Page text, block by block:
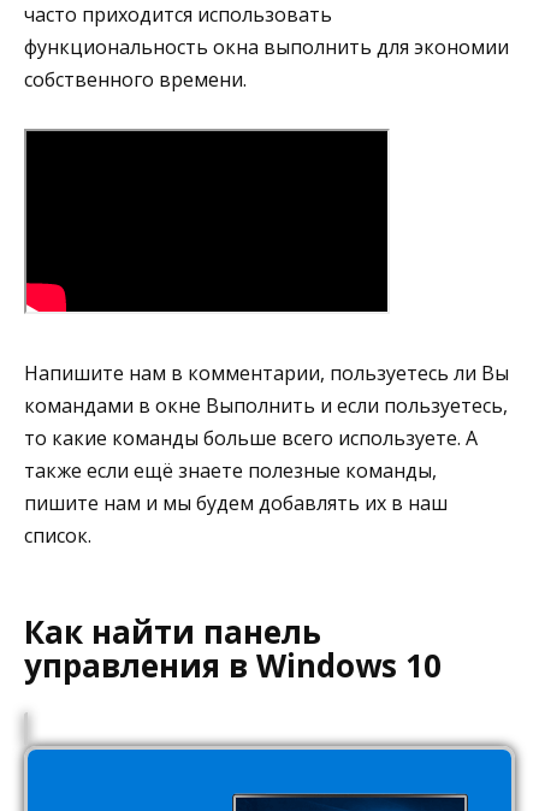
часто приходится использовать
функциональность окна выполнить для экономии
собственного времени.
Напишите нам в комментарии, пользуетесь ли Вы
командами в окне Выполнить и если пользуетесь,
то какие команды больше всего используете. А
также если ещё знаете полезные команды,
пишите нам и мы будем добавлять их в наш
список.
Как найти панель
управления в Windows 10